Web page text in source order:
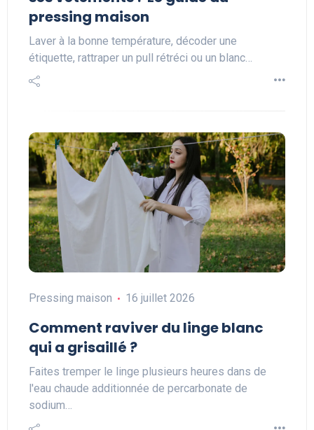
pressing maison
Laver à la bonne température, décoder une
étiquette, rattraper un pull rétréci ou un blanc…
Pressing maison 16 juillet 2026
Comment raviver du linge blanc
qui a grisaillé ?
Faites tremper le linge plusieurs heures dans de
l'eau chaude additionnée de percarbonate de
sodium…